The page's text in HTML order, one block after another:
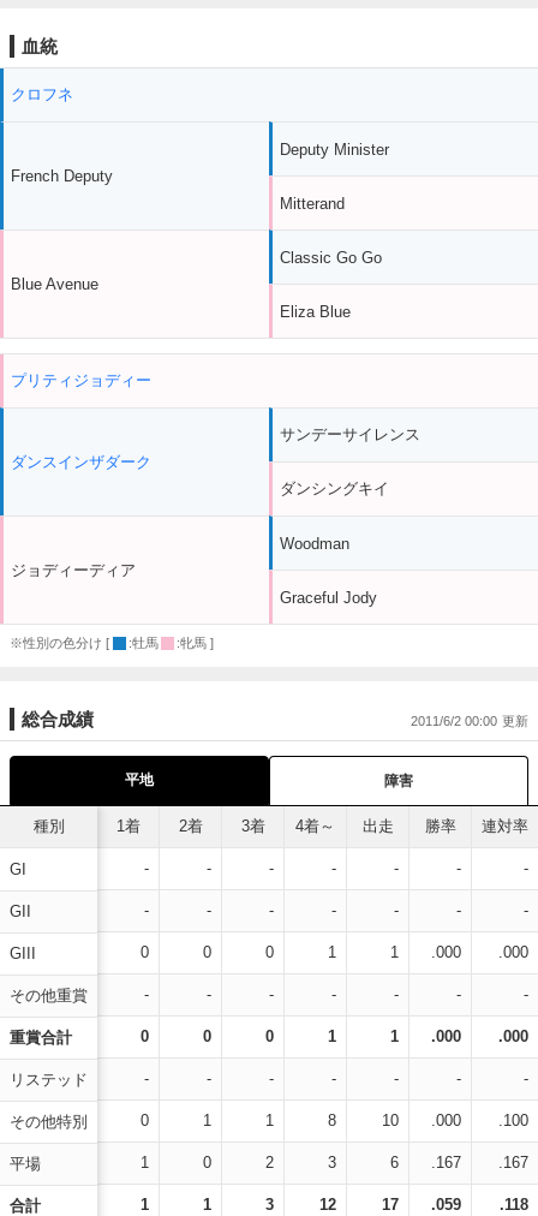
血統
クロフネ
French Deputy
Blue Avenue
Deputy Minister
Mitterand
Classic Go Go
Eliza Blue
プリティジョディー
ダンスインザダーク
ジョディーディア
サンデーサイレンス
ダンシングキイ
Woodman
Graceful Jody
※性別の色分け [ :牡馬 :牝馬 ]
総合成績 2011/6/2 00:00
平地 障害
種別
GI
GII
GIII
その他重賞
重賞合計
リステッド
その他特別
平場
合計
1着 2着 3着 4着～ 出走 勝率 連対率
- - - - - - -
- - - - - - -
0 0 0 1 1 .000 .000
- - - - - - -
0 0 0 1 1 .000 .000
- - - - - - -
0 1 1 8 10 .000 .100
1 0 2 3 6 .167 .167
1 1 3 12 17 .059 .118